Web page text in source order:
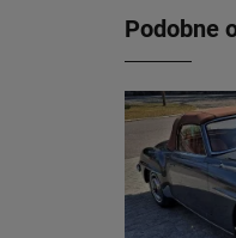
Podobne